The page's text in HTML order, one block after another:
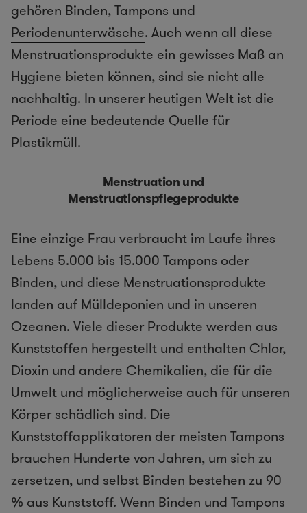
gehören Binden, Tampons und
Periodenunterwäsche. Auch wenn all diese
Menstruationsprodukte ein gewisses Maß an
Hygiene bieten können, sind sie nicht alle
nachhaltig. In unserer heutigen Welt ist die
Periode eine bedeutende Quelle für
Plastikmüll.
Menstruation und
Menstruationspflegeprodukte
Eine einzige Frau verbraucht im Laufe ihres
Lebens 5.000 bis 15.000 Tampons oder
Binden, und diese Menstruationsprodukte
landen auf Mülldeponien und in unseren
Ozeanen. Viele dieser Produkte werden aus
Kunststoffen hergestellt und enthalten Chlor,
Dioxin und andere Chemikalien, die für die
Umwelt und möglicherweise auch für unseren
Körper schädlich sind. Die
Kunststoffapplikatoren der meisten Tampons
brauchen Hunderte von Jahren, um sich zu
zersetzen, und selbst Binden bestehen zu 90
% aus Kunststoff. Wenn Binden und Tampons